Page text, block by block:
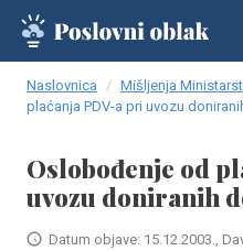
Naslovnica Mišljenja
plaćanja PDV-a pri uvozu
Oslobođenje od
uvozu doniranih
Datum objave: 15.12.2003.,